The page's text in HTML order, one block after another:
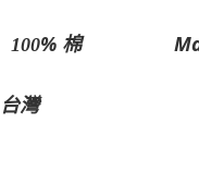
100% 棉
：台灣